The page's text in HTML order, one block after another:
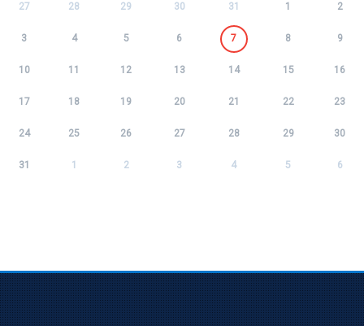
27 28 29 30 31 1 2
3 4 5 6 7 8 9
10 11 12 13 14 15 16
17 18 19 20 21 22 23
24 25 26 27 28 29 30
31 1 2 3 4 5 6